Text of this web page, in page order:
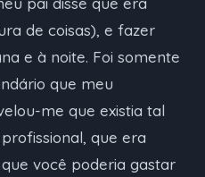
de coisas), e fazer
e à noite. Foi somente
que meu
me que existia tal
que era
você poderia gastar